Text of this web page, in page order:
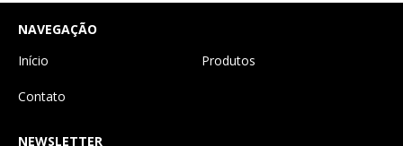
NAVEGAÇÃO
Início
Produtos
Contato
NEWSLETTER